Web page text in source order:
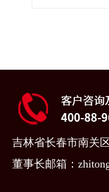
吉林省长春市南关
董事长邮箱：